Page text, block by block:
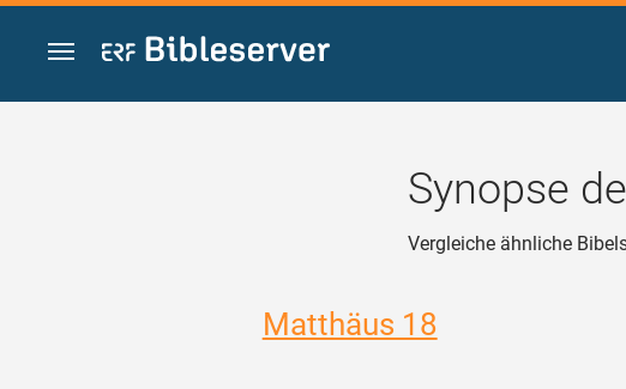
Zum Inhalt springen
Synopse
Vergleiche ähnliche
Matthäus 18